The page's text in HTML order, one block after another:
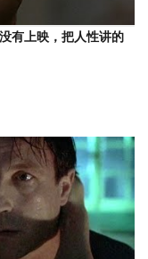
有上映，把人性讲的